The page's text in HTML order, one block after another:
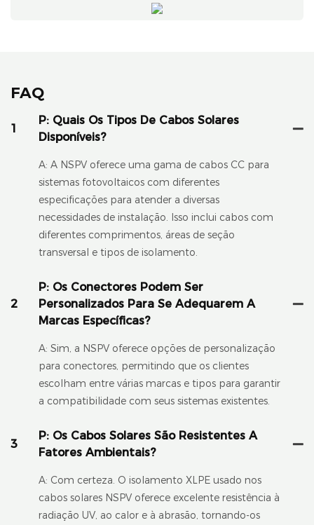
FAQ
1
P: Quais Os Tipos De Cabos Solares
Disponíveis?
A: A NSPV oferece uma gama de cabos CC para
sistemas fotovoltaicos com diferentes
especificações para atender a diversas
necessidades de instalação. Isso inclui cabos com
diferentes comprimentos, áreas de seção
transversal e tipos de isolamento.
2
P: Os Conectores Podem Ser
Personalizados Para Se Adequarem A
Marcas Específicas?
A: Sim, a NSPV oferece opções de personalização
para conectores, permitindo que os clientes
escolham entre várias marcas e tipos para garantir
a compatibilidade com seus sistemas existentes.
3
P: Os Cabos Solares São Resistentes A
Fatores Ambientais?
A: Com certeza. O isolamento XLPE usado nos
cabos solares NSPV oferece excelente resistência à
radiação UV, ao calor e à abrasão, tornando-os